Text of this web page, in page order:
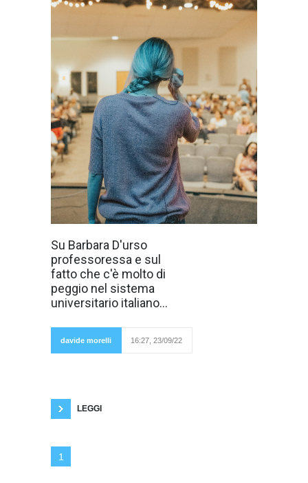
Su Barbara D'urso
professoressa e sul
fatto che c'è molto di
peggio nel sistema
universitario italiano...
davide morelli 16:27, 23/09/22
LEGGI
1